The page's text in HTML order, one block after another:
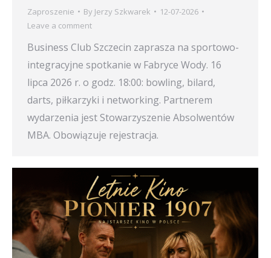
Zaproszenie By Jerzy Szkwarek
12-07-2026
Leave a comment
Business Club Szczecin zaprasza na sportowo-
integracyjne spotkanie w Fabryce Wody. 16
lipca 2026 r. o godz. 18:00: bowling, bilard,
darts, piłkarzyki i networking. Partnerem
wydarzenia jest Stowarzyszenie Absolwentów
MBA. Obowiązuje rejestracja.